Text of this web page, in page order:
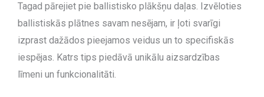
Tagad pārejiet pie ballistisko plākšņu daļas. Izvēloties
ballistiskās plātnes savam nesējam, ir ļoti svarīgi
izprast dažādos pieejamos veidus un to specifiskās
iespējas. Katrs tips piedāvā unikālu aizsardzības
līmeni un funkcionalitāti.